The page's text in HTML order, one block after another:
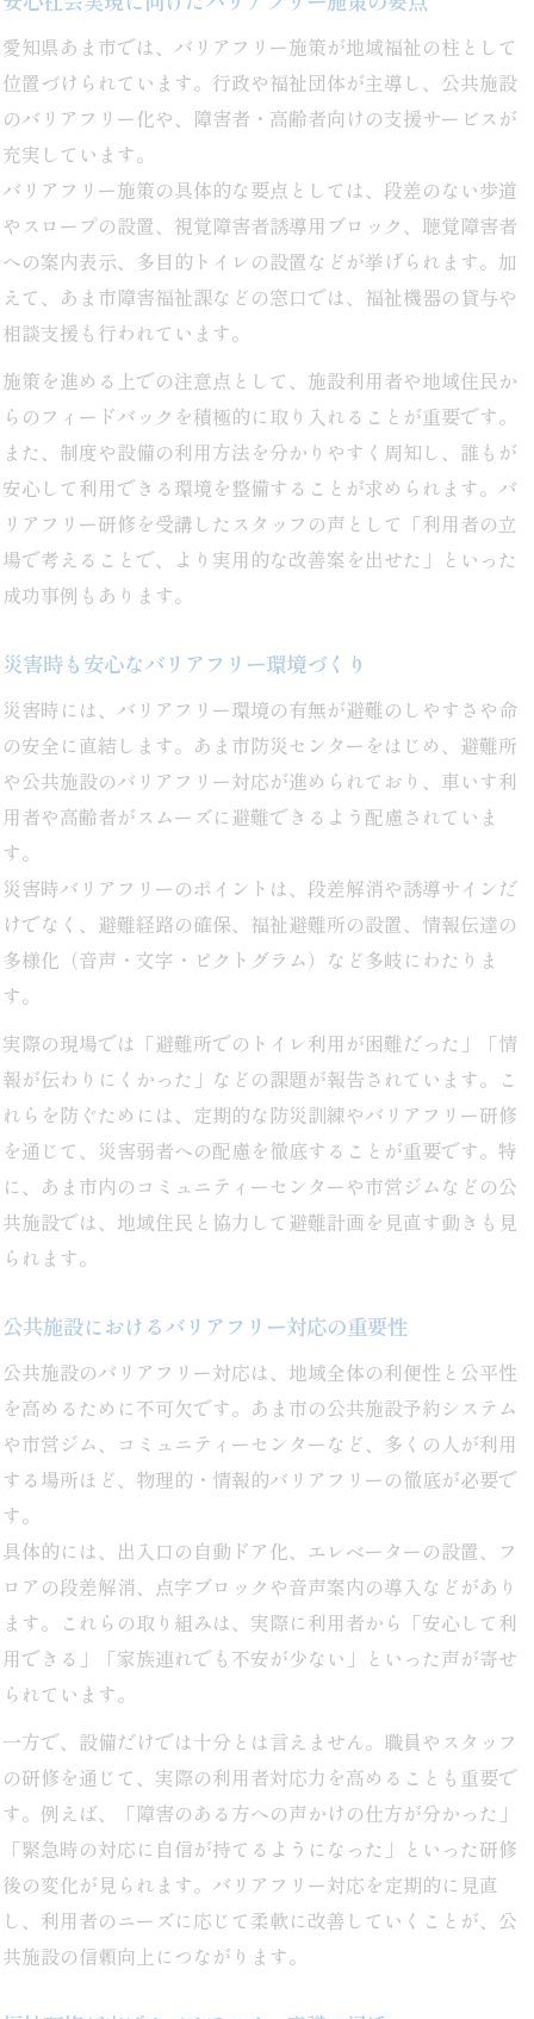
愛知県あま市では、バリアフリー施策が地域福祉の柱として
位置づけられています。行政や福祉団体が主導し、公共施設
のバリアフリー化や、障害者・高齢者向けの支援サービスが
充実しています。
バリアフリー施策の具体的な要点としては、段差のない歩道
やスロープの設置、視覚障害者誘導用ブロック、聴覚障害者
への案内表示、多目的トイレの設置などが挙げられます。加
えて、あま市障害福祉課などの窓口では、福祉機器の貸与や
相談支援も行われています。
施策を進める上での注意点として、施設利用者や地域住民か
らのフィードバックを積極的に取り入れることが重要です。
また、制度や設備の利用方法を分かりやすく周知し、誰もが
安心して利用できる環境を整備することが求められます。バ
リアフリー研修を受講したスタッフの声として「利用者の立
場で考えることで、より実用的な改善案を出せた」といった
成功事例もあります。
災害時も安心なバリアフリー環境づくり
災害時には、バリアフリー環境の有無が避難のしやすさや命
の安全に直結します。あま市防災センターをはじめ、避難所
や公共施設のバリアフリー対応が進められており、車いす利
用者や高齢者がスムーズに避難できるよう配慮されていま
す。
災害時バリアフリーのポイントは、段差解消や誘導サインだ
けでなく、避難経路の確保、福祉避難所の設置、情報伝達の
多様化（音声・文字・ピクトグラム）など多岐にわたりま
す。
実際の現場では「避難所でのトイレ利用が困難だった」「情
報が伝わりにくかった」などの課題が報告されています。こ
れらを防ぐためには、定期的な防災訓練やバリアフリー研修
を通じて、災害弱者への配慮を徹底することが重要です。特
に、あま市内のコミュニティーセンターや市営ジムなどの公
共施設では、地域住民と協力して避難計画を見直す動きも見
られます。
公共施設におけるバリアフリー対応の重要性
公共施設のバリアフリー対応は、地域全体の利便性と公平性
を高めるために不可欠です。あま市の公共施設予約システム
や市営ジム、コミュニティーセンターなど、多くの人が利用
する場所ほど、物理的・情報的バリアフリーの徹底が必要で
す。
具体的には、出入口の自動ドア化、エレベーターの設置、フ
ロアの段差解消、点字ブロックや音声案内の導入などがあり
ます。これらの取り組みは、実際に利用者から「安心して利
用できる」「家族連れでも不安が少ない」といった声が寄せ
られています。
一方で、設備だけでは十分とは言えません。職員やスタッフ
の研修を通じて、実際の利用者対応力を高めることも重要で
す。例えば、「障害のある方への声かけの仕方が分かった」
「緊急時の対応に自信が持てるようになった」といった研修
後の変化が見られます。バリアフリー対応を定期的に見直
し、利用者のニーズに応じて柔軟に改善していくことが、公
共施設の信頼向上につながります。